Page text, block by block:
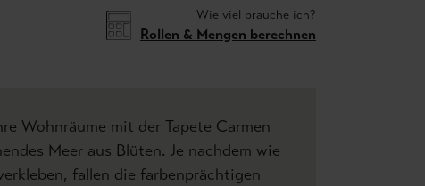
Wie viel brauche ich?
Rollen & Mengen berechnen
Wohnräume mit der Tapete Carmen
Meer aus Blüten. Je nachdem wie
fallen die farbenprächtigen